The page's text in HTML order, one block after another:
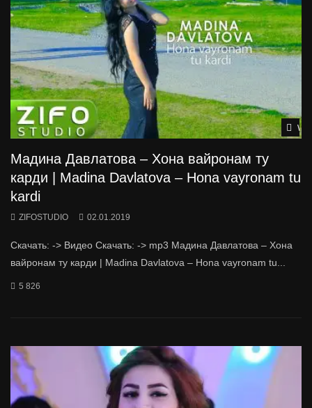
Мадина Давлатова – Хона вайронам ту
карди | Madina Davlatova – Hona vayronam tu
kardi
ZIFOSTUDIO 02.01.2019
Скачать: -> Видео Скачать: -> mp3 Мадина Давлатова – Хона
вайронам ту карди | Madina Davlatova – Hona vayronam tu...
5 826